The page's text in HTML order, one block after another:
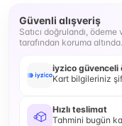
Güvenli alışveriş
Satıcı doğrulandı,
tarafından koruma altında.
iyzico güvenceli
Kart bilgileriniz
Hızlı teslimat
Tahmini bugün